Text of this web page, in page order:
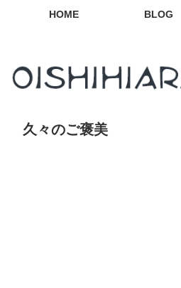
HOME BLOG
久々のご褒美